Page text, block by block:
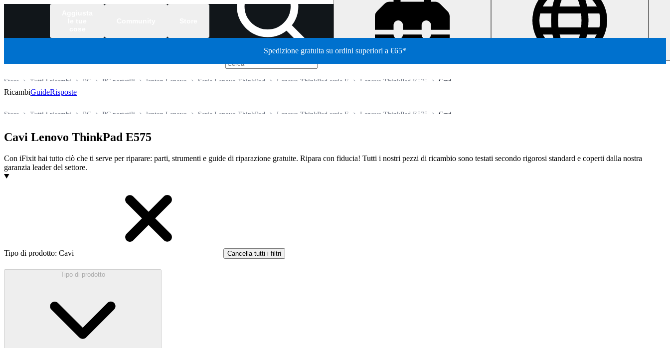
Spedizione gratuita su ordini superiori a €65*
Cavi
Lenovo ThinkPad E575
Lenovo ThinkPad serie E
Serie Lenovo ThinkPad
laptop Lenovo
PC portatili
PC
Tutti i ricambi
Store
RicambiGuideRisposte
Cavi
Lenovo ThinkPad E575
Lenovo ThinkPad serie E
Serie Lenovo ThinkPad
laptop Lenovo
PC portatili
PC
Tutti i ricambi
Store
Cavi Lenovo ThinkPad E575
Con iFixit hai tutto ciò che ti serve per riparare: parti, strumenti e guide di riparazione gratuite. Ripara con fiducia! Tutti i nostri pezzi di ricambio sono testati secondo rigorosi standard e coperti dalla nostra
garanzia leader del settore.
Prodotti
Tipo di prodotto: Cavi Cancella tutti i filtri
Tipo di prodotto